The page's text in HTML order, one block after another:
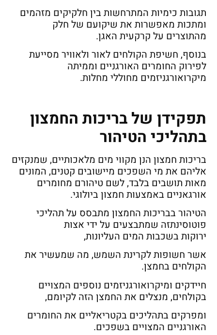
תגובות כימיות המתרחשות בין חלקיקים מזהמים
ומתכות מאפשרות את שיקועם של חלק
מהתוצרים על קרקעית האגן.
בנוסף, חשיפת הקולחים לאור ולאוויר מסייעת
לפירוק החומרים האורגניים וממיתה
מיקרואורגניזמים מחוללי מחלות.
תפקידן של בריכות החמצון
בתהליכי הטיהור
בריכות חמצון הנן מקווי מים מלאכותיים, שמנקזים
אליהם את מי השפכים מיישובים קטנים, המונים
מאות תושבים בלבד, לשם טיהורם מחומרים
אורגאניים באמצעות חמצון ביולוגי.
הטיהור בבריכות החמצון מתבסס על תהליכי
פוטוסינתזה שמתבצעים על ידי אצות
ירוקות בשכבות המים העליונות,
אשר חשופות לקרינת השמש, מה שמעשיר את
הקולחים בחמצן.
חיידקים ומיקרואורגניזמים נוספים המצויים
בקולחים, מנצלים את החמצן הזה לקיומם,
ומפרקים בתהליכים בקטריאליים את החומרים
האורגניים המצויים בשפכים.